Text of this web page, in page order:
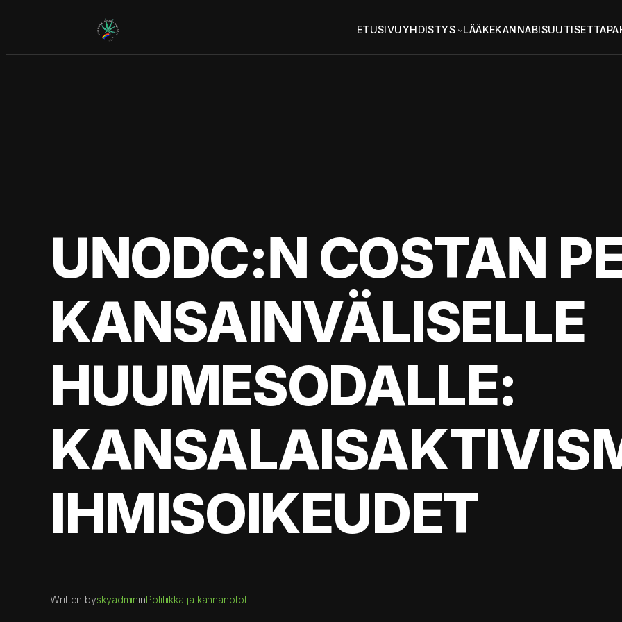
ETUSIVUYHDISTYS LÄÄKEKANNABISUUTISET
UNODC:N COSTAN
KANSAINVÄLISELLE
HUUMESODALLE:
IHMISOIKEUDET
Written byskyadmininPolitiikka ja kannanotot